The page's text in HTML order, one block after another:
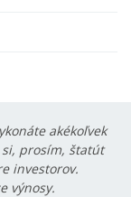
akékoľvek
prosím, štatút
investorov.
výnosy.